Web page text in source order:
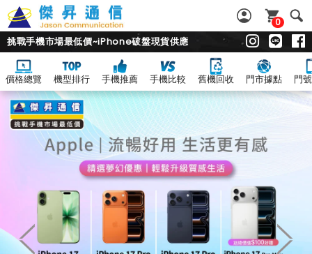
0
挑戰手機市場最低價~iPhone破盤現貨供應
價格總覽 機型排行 手機推薦 手機比較 舊機回收 門市據點 門